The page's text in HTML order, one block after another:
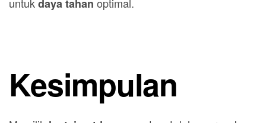
untukdaya tahan optimal.
Kesimpulan